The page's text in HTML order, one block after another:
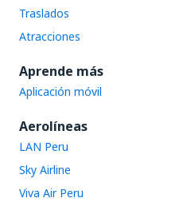
Traslados
Atracciones
Aprende más
Aplicación móvil
Aerolíneas
LAN Peru
Sky Airline
Viva Air Peru